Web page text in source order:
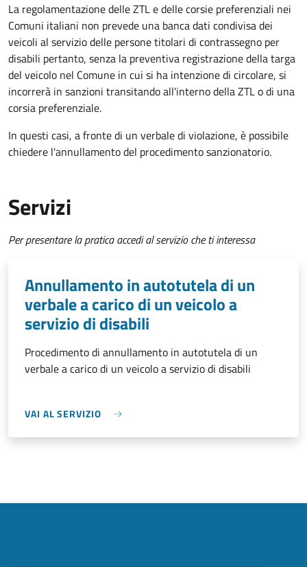
La regolamentazione delle ZTL e delle corsie preferenziali nei
Comuni italiani non prevede una banca dati condivisa dei
veicoli al servizio delle persone titolari di contrassegno per
disabili pertanto, senza la preventiva registrazione della targa
del veicolo nel Comune in cui si ha intenzione di circolare, si
incorrerà in sanzioni transitando all'interno della ZTL o di una
corsia preferenziale.
In questi casi, a fronte di un verbale di violazione, è possibile
chiedere l'annullamento del procedimento sanzionatorio.
Servizi
Per presentare la pratica accedi al servizio che ti interessa
Annullamento in autotutela di un
verbale a carico di un veicolo a
servizio di disabili
Procedimento di annullamento in autotutela di un
verbale a carico di un veicolo a servizio di disabili
VAI AL SERVIZIO